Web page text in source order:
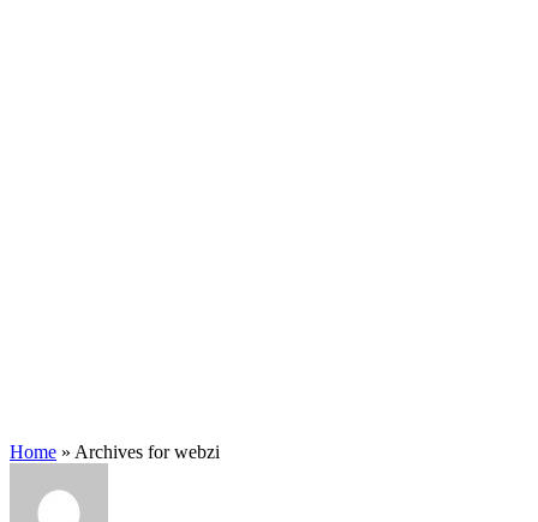
Home » Archives for webzi